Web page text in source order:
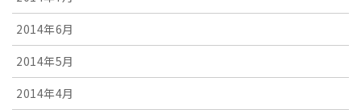
2014年6月
2014年5月
2014年4月